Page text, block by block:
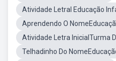
Atividade LetraI Educação
Aprendendo O
Atividade Letra InicialTurma
Telhadinho Do